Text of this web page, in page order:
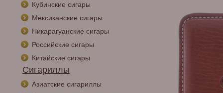
Кубинские сигары
Мексиканские сигары
Никарагуанские сигары
Российские сигары
Китайские сигары
Сигариллы
Азиатские сигариллы